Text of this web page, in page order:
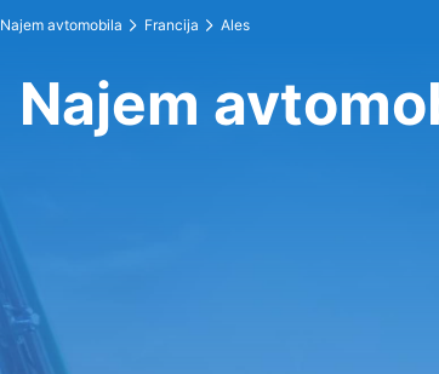
Najem avtomobila Francija Ales
Najem